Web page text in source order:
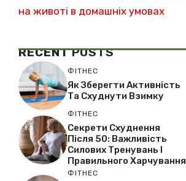
на животі в домашніх умовах
RECENTPOSTS
ФІТНЕС
Як Зберегти Активність
Та Схуднути Взимку
ФІТНЕС
Секрети Схуднення
Після 50: Важливість
Силових Тренувань І
Правильного Харчування
ФІТНЕС